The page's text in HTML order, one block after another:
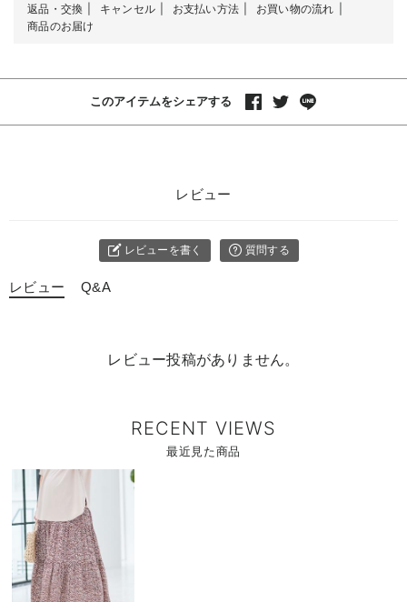
返品・交換 キャンセル お支払い方法
お買い物の流れ
商品のお届け
このアイテムをシェアする
レビュー
レビューを書く 質問する
レビュー Q&A
レビュー投稿がありません。
RECENT VIEWS
最近見た商品
商
細
を